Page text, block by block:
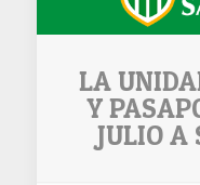
LA
Y
JULIO A